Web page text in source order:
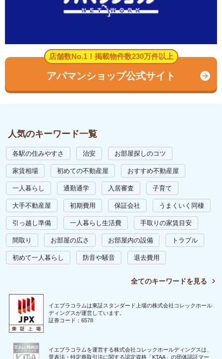
店舗数No.1！掲載物件数230万件以上
アパマンショップ公式サイト
人気のキーワード一覧
各駅の住みやすさ 治安 お部屋探しのコツ
家賃相場 初めての不動産屋 おすすめ不動産屋
一人暮らし 通勤通学 入居審査 子育て
大手不動産屋 初期費用 保証会社 うまくいく同棲
引っ越し準備 一人暮らし生活費 手取りの家賃目安
間取り お部屋の広さ お部屋内の設備 トラブル
初めて一人暮らし 防音や騒音 退去費用
全てのキーワードを見る
イエプラコラムは東証スタンダード上場の株式会社コレックホール
ディングスが運営しています。
証券コード：6578
イエプラコラムを運営する株式会社コレックホールディングスは、
景表法・特定商取引法に関する認定資格「KTAA」の団体認証マー